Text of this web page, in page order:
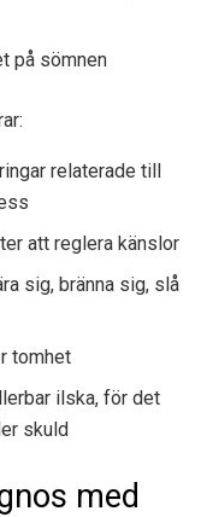
på sömnen
relaterade till
att reglera känslor
sig, bränna sig, slå
tomhet
ilska, för det
skuld
med